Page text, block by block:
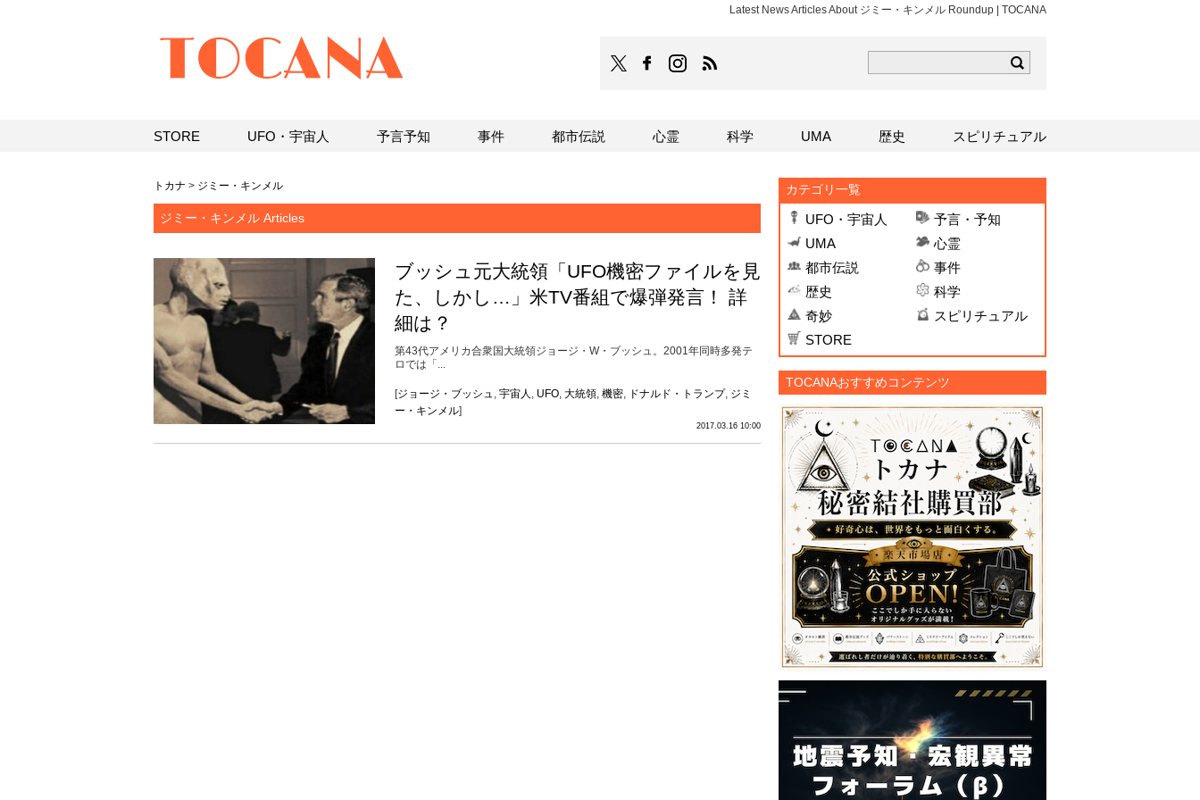
Latest News Articles About ジミー・キンメル Roundup | TOCANA
TOCANAのFacebookはこちら
TOCANAのinstagramはこちら
トカナ > ジミー・キンメル
ジミー・キンメル Articles
ブッシュ元大統領「UFO機密ファイルを見
た、しかし…」米TV番組で爆弾発言！ 詳
細は？
第43代アメリカ合衆国大統領ジョージ・W・ブッシュ。2001年同時多発テ
ロでは「...
[ジョージ・ブッシュ, 宇宙人 , UFO, 大統領, 機密, ドナルド・トランプ, ジミ
ー・キンメル]
2017.03.16 10:00
カテゴリ一覧
UFO・宇宙人
予言・予知
UMA
心霊
都市伝説
事件
歴史
科学
奇妙
スピリチュアル
STORE
TOCANAおすすめコンテンツ
STORE UFO・宇宙人 予言予知 事件 都市伝説 心霊 科学 UMA 歴史 スピリチュアル